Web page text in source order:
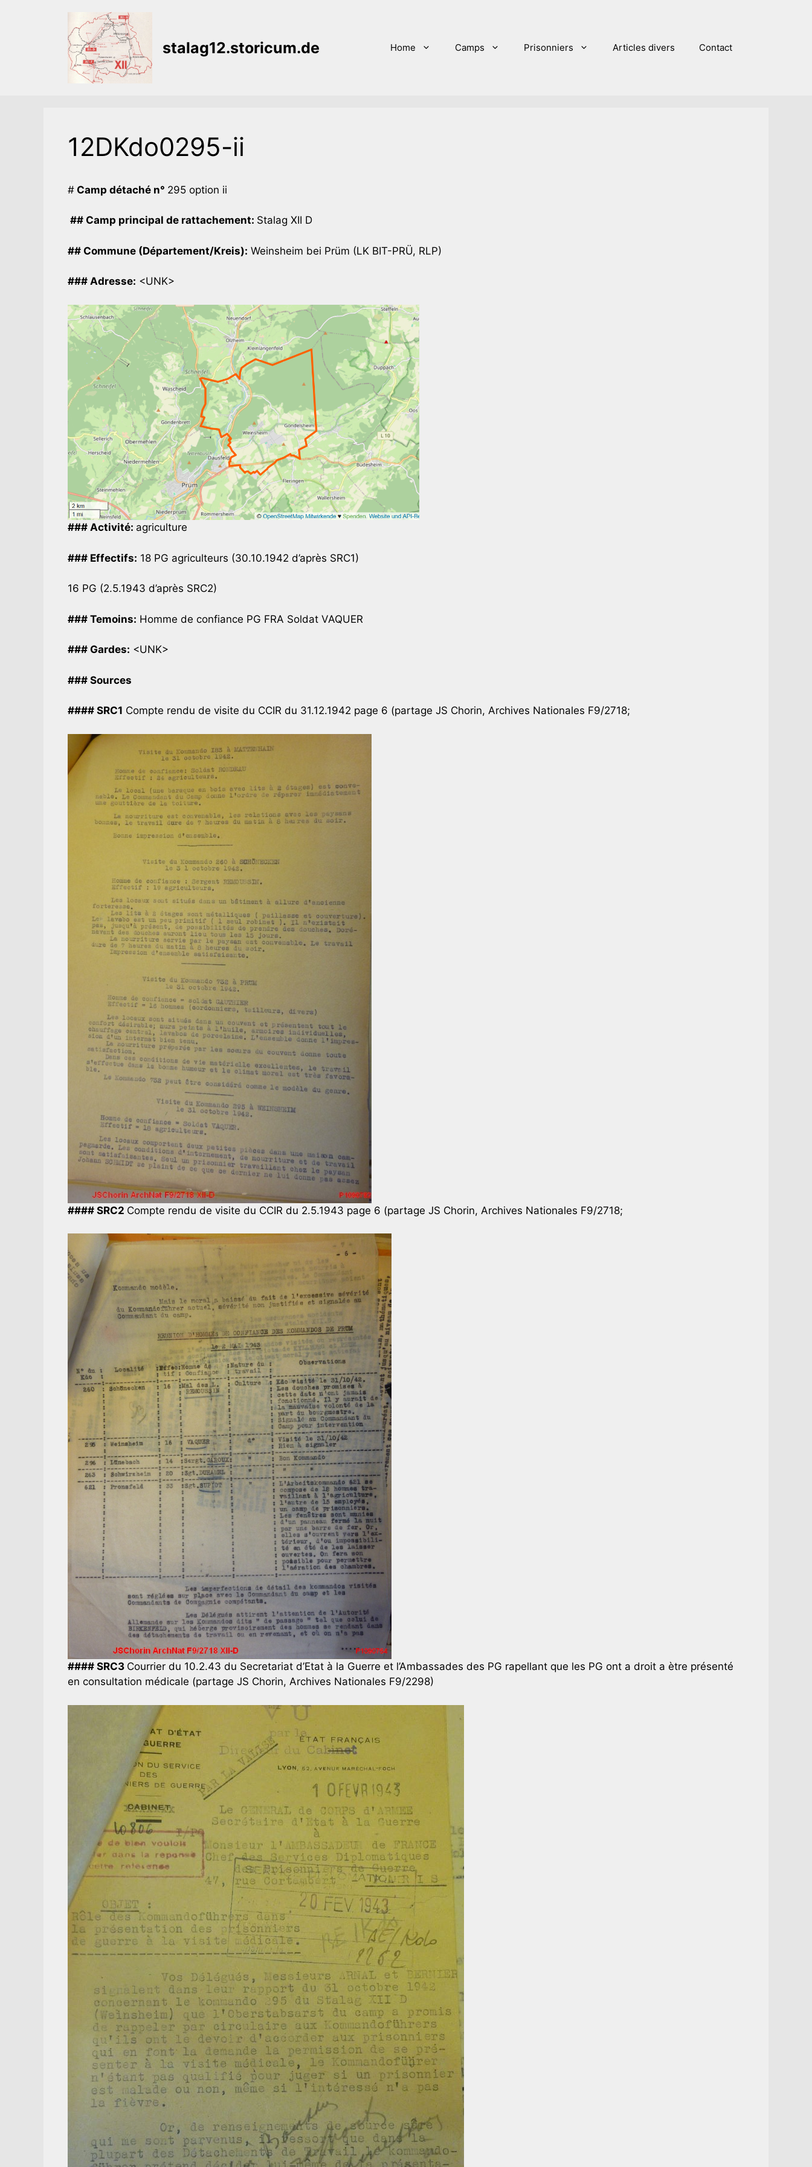
stalag12.storicum.de Home Camps Prisonniers Articles divers Contact
12DKdo0295-ii
# Camp détaché n° 295 option ii
## Camp principal de rattachement: Stalag XII D
## Commune (Département/Kreis): Weinsheim bei Prüm (LK BIT-PRÜ, RLP)
### Adresse: <UNK>
### Activité: agriculture
### Effectifs: 18 PG agriculteurs (30.10.1942 d’après SRC1)
16 PG (2.5.1943 d’après SRC2)
### Temoins: Homme de confiance PG FRA Soldat VAQUER
### Gardes: <UNK>
### Sources
#### SRC1 Compte rendu de visite du CCIR du 31.12.1942 page 6 (partage JS Chorin, Archives Nationales F9/2718;
#### SRC2 Compte rendu de visite du CCIR du 2.5.1943 page 6 (partage JS Chorin, Archives Nationales F9/2718;
#### SRC3 Courrier du 10.2.43 du Secretariat d’Etat à la Guerre et l’Ambassades des PG rapellant que les PG ont a droit a ètre présenté
en consultation médicale (partage JS Chorin, Archives Nationales F9/2298)